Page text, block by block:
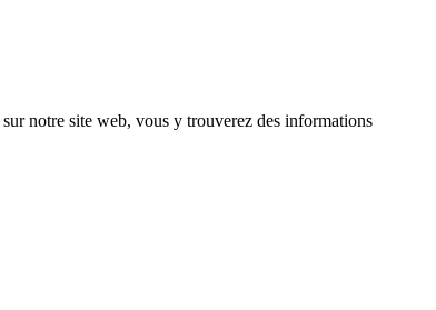
sur notre site web, vous y trouverez des informations